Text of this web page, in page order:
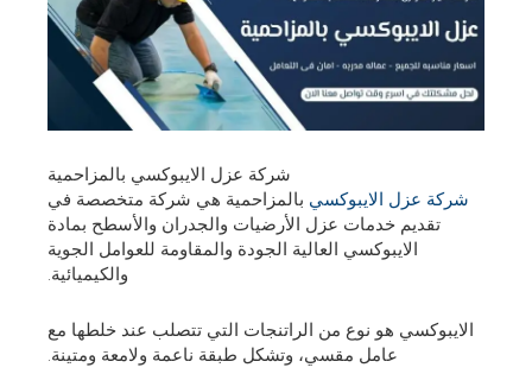
شركة عزل الايبوكسي بالمزاحمية
شركة عزل الايبوكسي بالمزاحمية هي شركة متخصصة في
تقديم خدمات عزل الأرضيات والجدران والأسطح بمادة
الايبوكسي العالية الجودة والمقاومة للعوامل الجوية
والكيميائية.
الايبوكسي هو نوع من الراتنجات التي تتصلب عند خلطها مع
عامل مقسي، وتشكل طبقة ناعمة ولامعة ومتينة.